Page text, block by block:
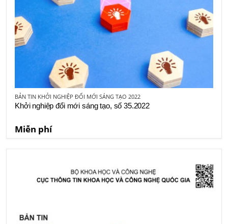
BẢN TIN KHỞI NGHIỆP ĐỔI MỚI SÁNG TẠO 2022
Khởi nghiệp đổi mới sáng tạo, số 35.2022
Miễn phí